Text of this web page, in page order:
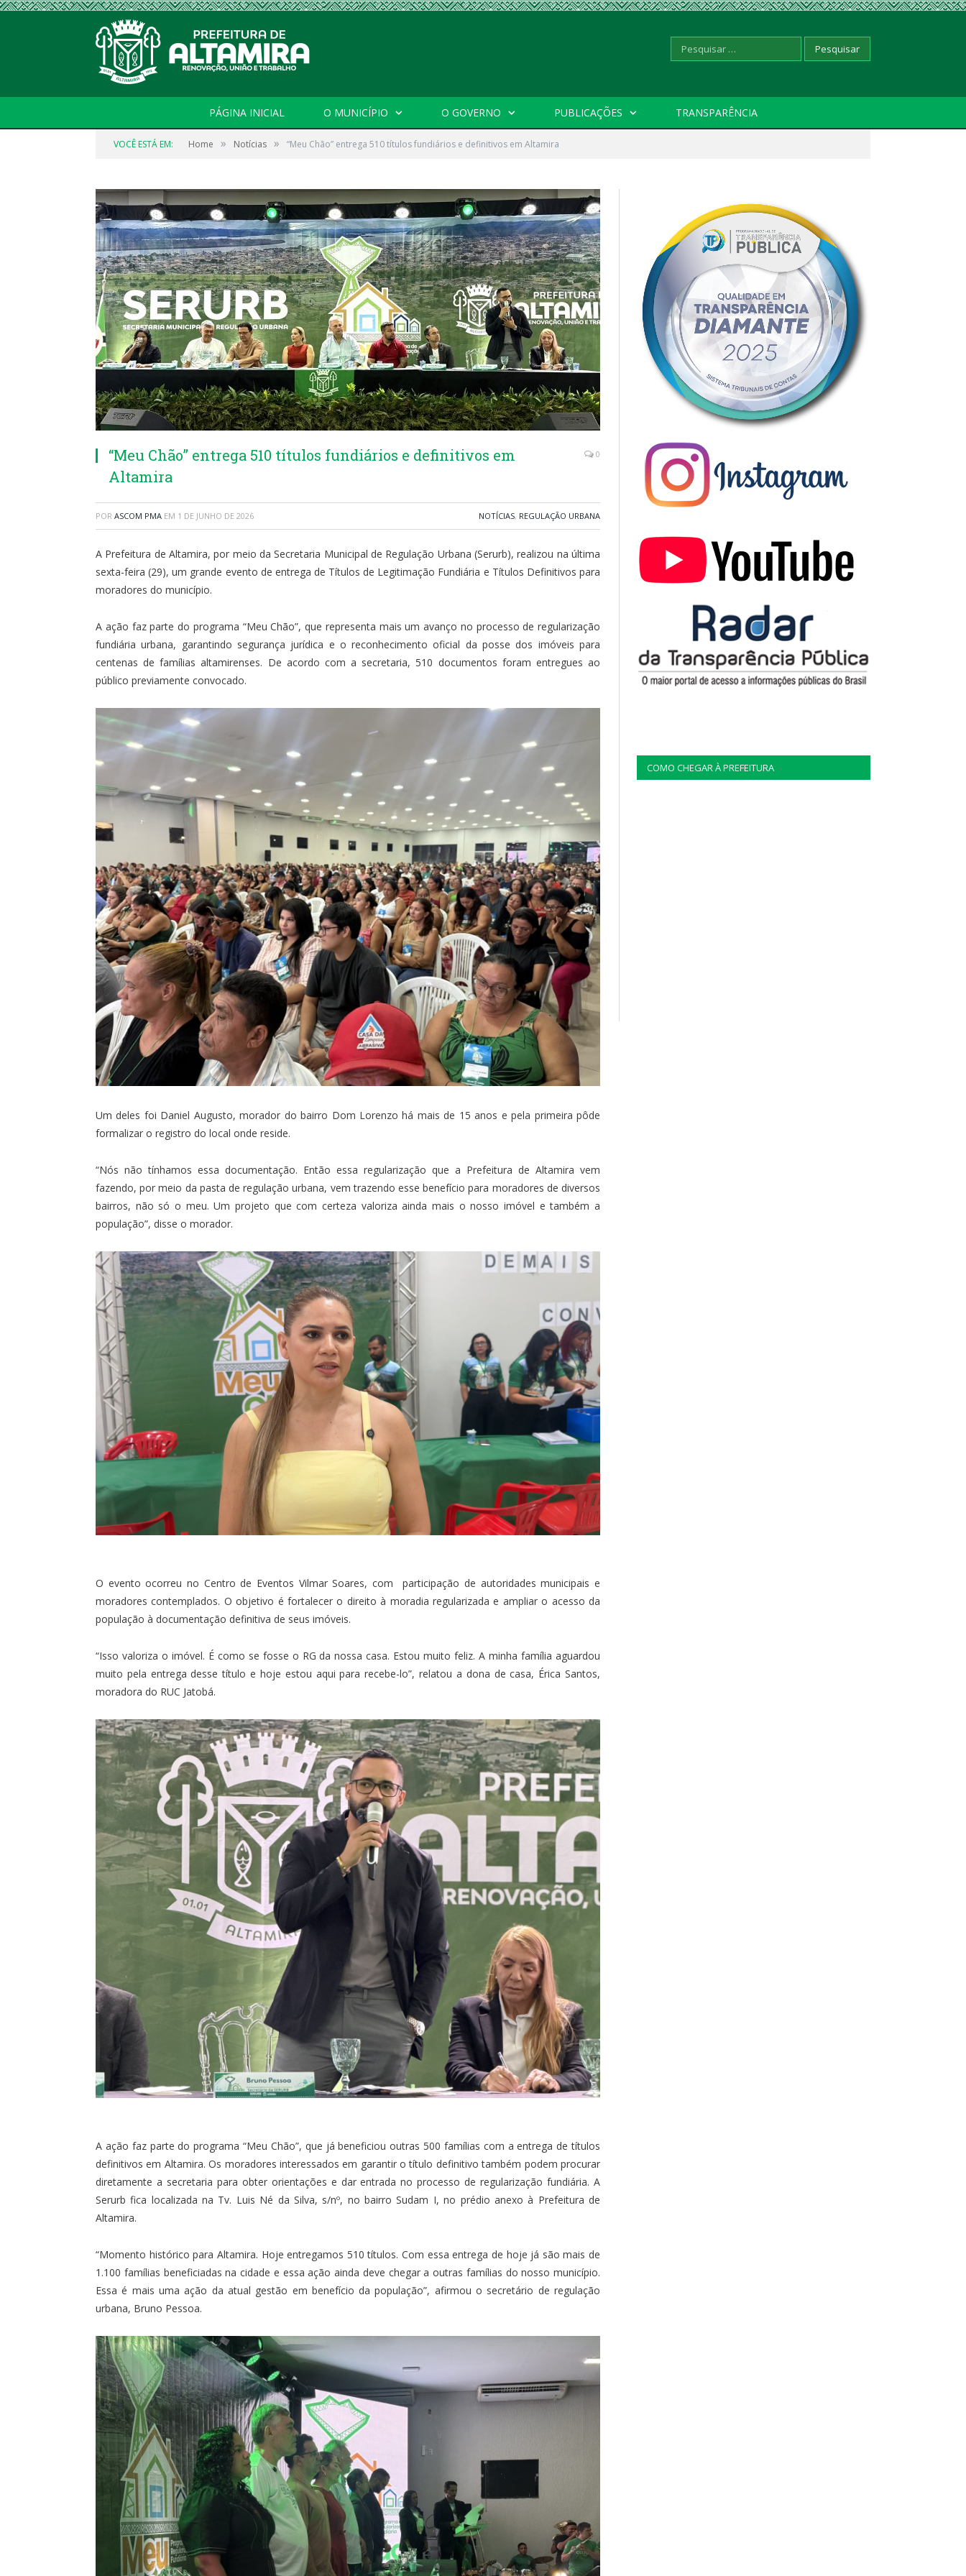
Pesquisar
PÁGINA INICIAL O MUNICÍPIO O GOVERNO PUBLICAÇÕES TRANSPARÊNCIA
VOCÊ ESTÁ EM: Home » Notícias » “Meu Chão” entrega 510 títulos fundiários e definitivos em Altamira
“Meu Chão” entrega 510 títulos fundiários e definitivos em
Altamira
0
POR ASCOM PMA EM 1 DE JUNHO DE 2026 NOTÍCIAS, REGULAÇÃO URBANA
A Prefeitura de Altamira, por meio da Secretaria Municipal de Regulação Urbana (Serurb), realizou na última
sexta-feira (29), um grande evento de entrega de Títulos de Legitimação Fundiária e Títulos Definitivos para
moradores do município.
A ação faz parte do programa “Meu Chão”, que representa mais um avanço no processo de regularização
fundiária urbana, garantindo segurança jurídica e o reconhecimento oficial da posse dos imóveis para
centenas de famílias altamirenses. De acordo com a secretaria, 510 documentos foram entregues ao
público previamente convocado.
Um deles foi Daniel Augusto, morador do bairro Dom Lorenzo há mais de 15 anos e pela primeira pôde
formalizar o registro do local onde reside.
“Nós não tínhamos essa documentação. Então essa regularização que a Prefeitura de Altamira vem
fazendo, por meio da pasta de regulação urbana, vem trazendo esse benefício para moradores de diversos
bairros, não só o meu. Um projeto que com certeza valoriza ainda mais o nosso imóvel e também a
população”, disse o morador.
O evento ocorreu no Centro de Eventos Vilmar Soares, com participação de autoridades municipais e
moradores contemplados. O objetivo é fortalecer o direito à moradia regularizada e ampliar o acesso da
população à documentação definitiva de seus imóveis.
“Isso valoriza o imóvel. É como se fosse o RG da nossa casa. Estou muito feliz. A minha família aguardou
muito pela entrega desse título e hoje estou aqui para recebe-lo”, relatou a dona de casa, Érica Santos,
moradora do RUC Jatobá.
A ação faz parte do programa “Meu Chão”, que já beneficiou outras 500 famílias com a entrega de títulos
definitivos em Altamira. Os moradores interessados em garantir o título definitivo também podem procurar
diretamente a secretaria para obter orientações e dar entrada no processo de regularização fundiária. A
Serurb fica localizada na Tv. Luis Né da Silva, s/nº, no bairro Sudam I, no prédio anexo à Prefeitura de
Altamira.
“Momento histórico para Altamira. Hoje entregamos 510 títulos. Com essa entrega de hoje já são mais de
1.100 famílias beneficiadas na cidade e essa ação ainda deve chegar a outras famílias do nosso município.
Essa é mais uma ação da atual gestão em benefício da população”, afirmou o secretário de regulação
urbana, Bruno Pessoa.
COMO CHEGAR À PREFEITURA